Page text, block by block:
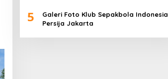
5
Galeri Foto Klub Sepakbola Indonesia
Persija Jakarta